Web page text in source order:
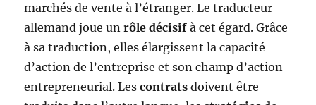
marchés de vente à l’étranger. Le traducteur
allemand joue unrôle décisif à cet égard. Grâce
à sa traduction, elles élargissent la capacité
d’action de l’entreprise et son champ d’action
entrepreneurial. Lescontrats doivent être